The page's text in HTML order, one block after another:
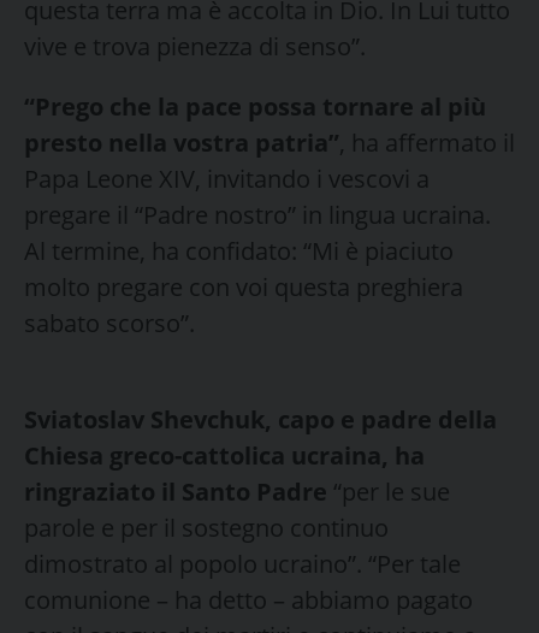
questa terra ma è accolta in Dio. In Lui tutto
vive e trova pienezza di senso”.
“Prego che la pace possa tornare al più
presto nella vostra patria”, ha affermato il
Papa Leone XIV, invitando i vescovi a
pregare il “Padre nostro” in lingua ucraina.
Al termine, ha confidato: “Mi è piaciuto
molto pregare con voi questa preghiera
sabato scorso”.
Sviatoslav Shevchuk, capo e padre della
Chiesa greco-cattolica ucraina, ha
ringraziato il Santo Padre “per le sue
parole e per il sostegno continuo
dimostrato al popolo ucraino”. “Per tale
comunione – ha detto – abbiamo pagato